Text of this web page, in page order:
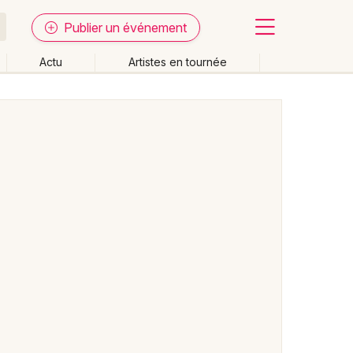
Publier un événement
Actu Artistes en tournée